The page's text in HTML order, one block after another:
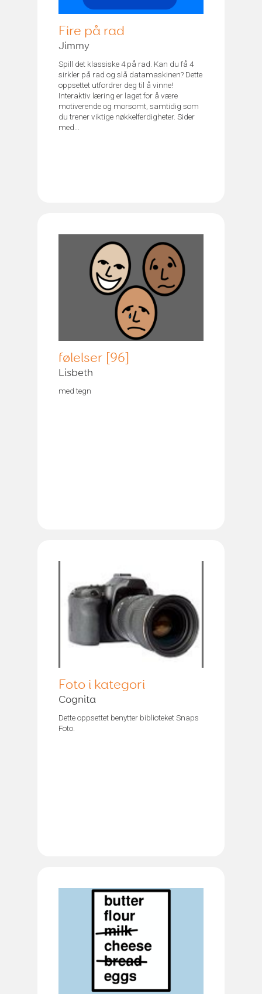
Fire på rad
Jimmy
Spill det klassiske 4 på rad. Kan du få 4
sirkler på rad og slå datamaskinen? Dette
oppsettet utfordrer deg til å vinne!
Interaktiv læring er laget for å være
motiverende og morsomt, samtidig som
du trener viktige nøkkelferdigheter. Sider
med...
følelser [96]
Lisbeth
med tegn
Foto i kategori
Cognita
Dette oppsettet benytter biblioteket Snaps
Foto.